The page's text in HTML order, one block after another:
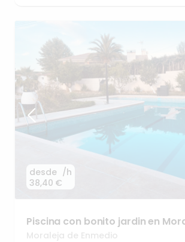
desde
38,40 €
/h
Piscina con bonito jardinen
Enmedio
Moraleja de Enmedio